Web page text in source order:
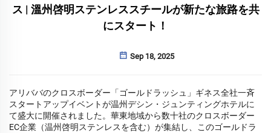
ス | 溫州啓明ステンレススチールが新たな旅路を共
にスタート！
Sep 18, 2025
アリババのクロスボーダー「ゴールドラッシュ」ギネス全社一斉
スタートアップイベントが温州デシン・ジュンティングホテルに
て盛大に開催されました。華東地域から数十社のクロスボーダー
EC企業（温州啓明ステンレスを含む）が集結し、このゴールドラ